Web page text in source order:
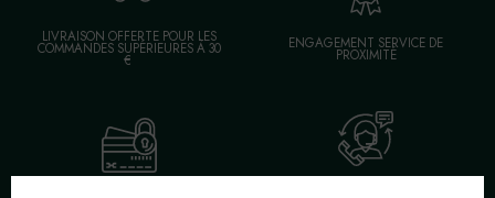
LIVRAISON OFFERTE POUR LES
COMMANDES SUPÉRIEURES À 30
€
ENGAGEMENT SERVICE DE
PROXIMITÉ